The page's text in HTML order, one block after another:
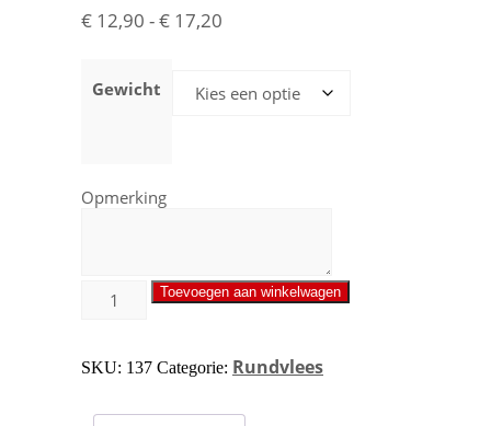
€ 12,90 -€ 17,20
Gewicht
Opmerking
Toevoegen aan winkelwagen
SKU: 137 Categorie: Rundvlees